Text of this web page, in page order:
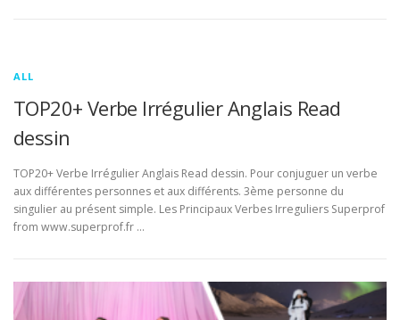
ALL
TOP20+ Verbe Irrégulier Anglais Read
dessin
TOP20+ Verbe Irrégulier Anglais Read dessin. Pour conjuguer un verbe
aux différentes personnes et aux différents. 3ème personne du
singulier au présent simple. Les Principaux Verbes Irreguliers Superprof
from www.superprof.fr …